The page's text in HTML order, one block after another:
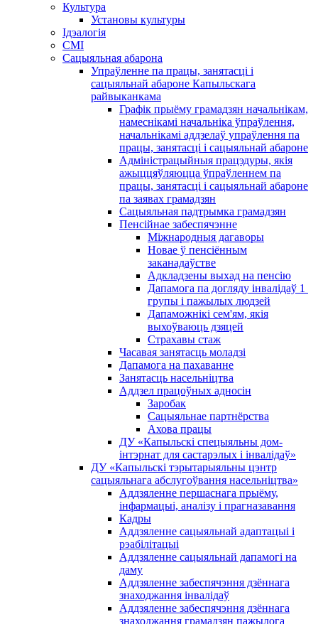
Культура
Установы культуры
Ідэалогія
СМІ
Сацыяльная абарона
Упраўленне па працы, занятасці і
сацыяльнай абароне Капыльскага
райвыканкама
Графік прыёму грамадзян начальнікам,
намеснікамі начальніка ўпраўлення,
начальнікамі аддзелаў упраўлення па
працы, занятасці і сацыяльнай абароне
Адміністрацыйныя працэдуры, якія
ажыццяўляюцца ўпраўленнем па
працы, занятасці і сацыяльнай абароне
па заявах грамадзян
Сацыяльная падтрымка грамадзян
Пенсійнае забеспячэнне
Міжнародныя дагаворы
Новае ў пенсіённым
заканадаўстве
Адкладзены выхад на пенсію
Дапамога па догляду інвалідаў 1 ​​
групы і пажылых людзей
Дапаможнікі сем'ям, якія
выхоўваюць дзяцей
Страхавы стаж
Часавая занятасць моладзі
Дапамога на пахаванне
Занятасць насельніцтва
Аддзел працоўных адносін
Заробак
Сацыяльнае партнёрства
Ахова працы
ДУ «Капыльскі спецыяльны дом-
інтэрнат для састарэлых і інвалідаў»
ДУ «Капыльскі тэрытарыяльны цэнтр
сацыяльнага абслугоўвання насельніцтва»
Аддзяленне першаснага прыёму,
інфармацыі, аналізу і прагназавання
Кадры
Аддзяленне сацыяльнай адаптацыі і
рэабілітацыі
Аддзяленне сацыяльнай дапамогі на
даму
Аддзяленне забеспячэння дзённага
знаходжання інвалідаў
Аддзяленне забеспячэння дзённага
знаходжання грамадзян пажылога